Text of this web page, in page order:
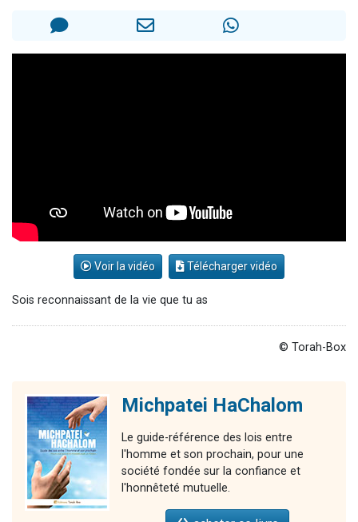
Voir la vidéo Télécharger vidéo
Sois reconnaissant de la vie que tu as
© Torah-Box
Michpatei HaChalom
Le guide-référence des lois entre
l'homme et son prochain, pour une
société fondée sur la confiance et
l'honnêteté mutuelle.